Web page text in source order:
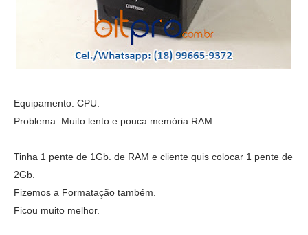
Equipamento: CPU.
Problema: Muito lento e pouca memória RAM.
Tinha 1 pente de 1Gb. de RAM e cliente quis colocar 1 pente de
2Gb.
Fizemos a Formatação também.
Ficou muito melhor.